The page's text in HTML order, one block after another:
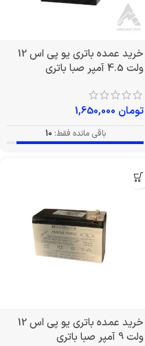
خرید عمده باتری یو پی اس 12
ولت 4.5 آمپر صبا باتری
تومان
باقی مانده فقط: 10
خرید عمده باتری یو پی اس 12
ولت 9 آمپر صبا باتری